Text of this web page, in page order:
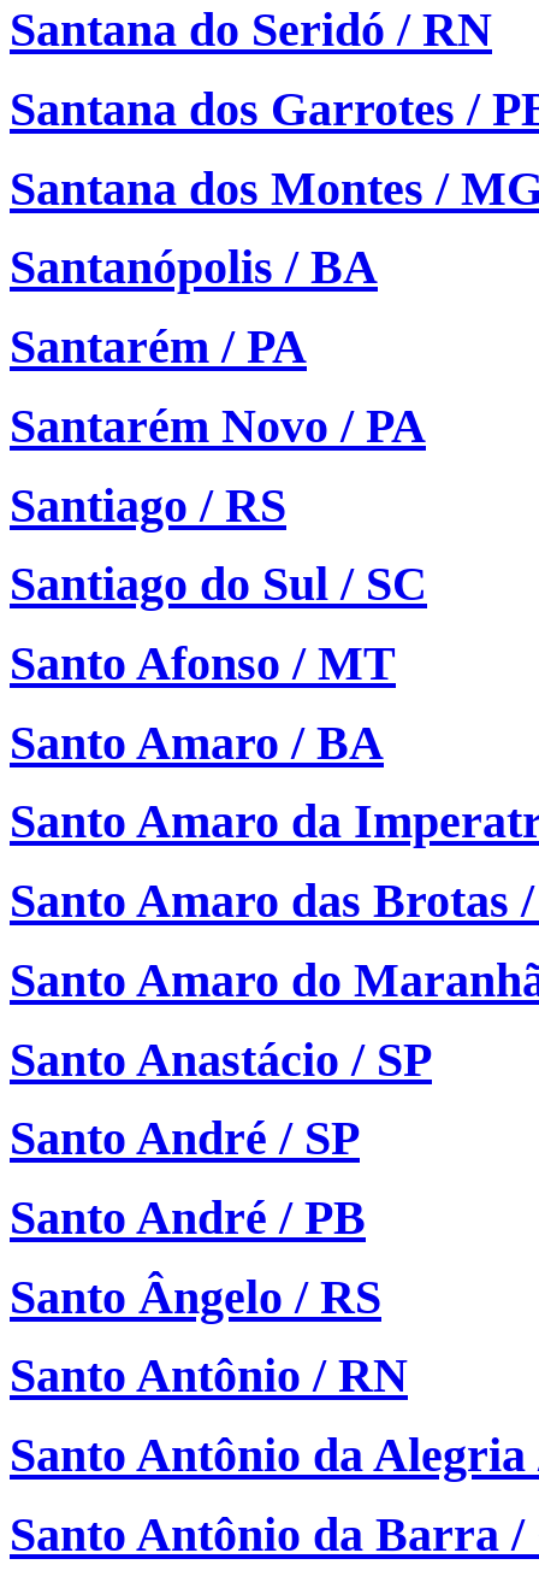
Santana do Seridó / RN
Santana dos Garrotes /
Santana dos Montes /
Santanópolis / BA
Santarém / PA
Santarém Novo / PA
Santiago / RS
Santiago do Sul / SC
Santo Afonso / MT
Santo Amaro / BA
Santo Amaro da
Santo Amaro das Brotas
Santo Amaro do
Santo Anastácio / SP
Santo André / SP
Santo André / PB
Santo Ângelo / RS
Santo Antônio / RN
Santo Antônio da Alegria
Santo Antônio da Barra /